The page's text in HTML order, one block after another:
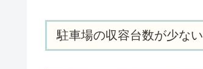
駐車場の収容台数が少ない